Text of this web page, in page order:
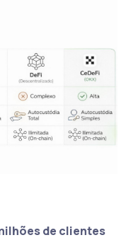
de clientes